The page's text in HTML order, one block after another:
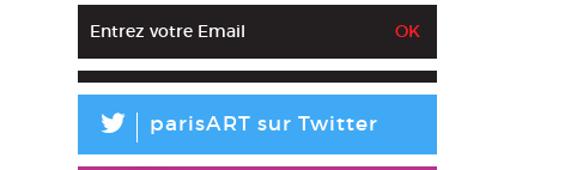
L parisART sur Twitter